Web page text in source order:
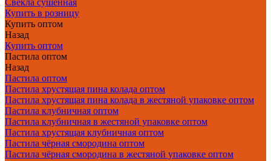
Свекла сушенная
Купить в розницу
Купить оптом
Назад
Купить оптом
Пастила оптом
Назад
Пастила оптом
Пастила хрустящая пина колада оптом
Пастила хрустящая пина колада в жестяной упаковке оптом
Пастила клубничная оптом
Пастила клубничная в жестяной упаковке оптом
Пастила хрустящая клубничная оптом
Пастила чёрная смородина оптом
Пастила чёрная смородина в жестяной упаковке оптом